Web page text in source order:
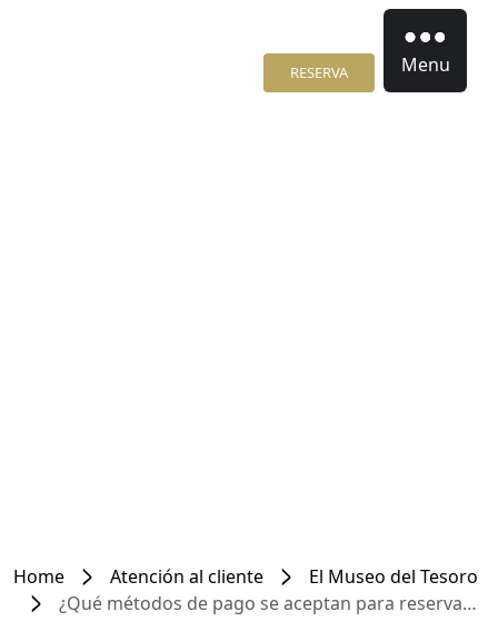
RESERVA Menu
Home Atención al cliente
El Museo del Tesoro
¿Qué métodos de pago se aceptan para reservas online?